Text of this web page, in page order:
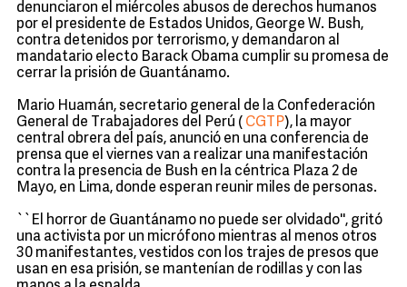
denunciaron el miércoles abusos de derechos humanos
por el presidente de Estados Unidos, George W. Bush,
contra detenidos por terrorismo, y demandaron al
mandatario electo Barack Obama cumplir su promesa de
cerrar la prisión de Guantánamo.
Mario Huamán, secretario general de la Confederación
General de Trabajadores del Perú ( CGTP), la mayor
central obrera del país, anunció en una conferencia de
prensa que el viernes van a realizar una manifestación
contra la presencia de Bush en la céntrica Plaza 2 de
Mayo, en Lima, donde esperan reunir miles de personas.
``El horror de Guantánamo no puede ser olvidado'', gritó
una activista por un micrófono mientras al menos otros
30 manifestantes, vestidos con los trajes de presos que
usan en esa prisión, se mantenían de rodillas y con las